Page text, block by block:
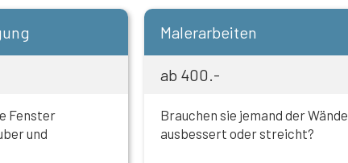
Fenster
und
Malerarbeiten
ab 400.-
Brauchen sie jemand der Wände
ausbessert oder streicht?